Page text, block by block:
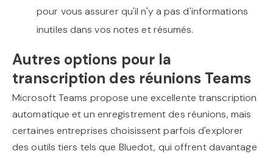
pour vous assurer qu'il n'y a pas d'informations
inutiles dans vos notes et résumés.
Autres options pour la
transcription des réunions Teams
Microsoft Teams propose une excellente transcription
automatique et un enregistrement des réunions, mais
certaines entreprises choisissent parfois d'explorer
des outils tiers tels que Bluedot, qui offrent davantage